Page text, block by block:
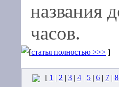
названия
часов.
[статья полностью >>> ]
[ 1 | 2 | 3 | 4 | 5 | 6 | 7 | 8